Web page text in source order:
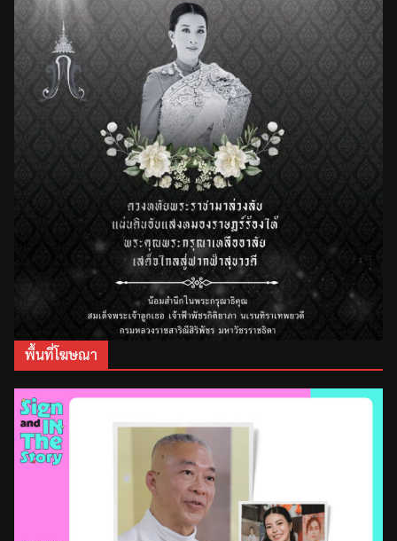
พื้นที่โฆษณา